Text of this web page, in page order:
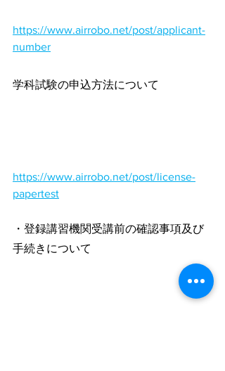
https://www.airrobo.net/post/applicant-
number
学科試験の申込方法について
https://www.airrobo.net/post/license-
papertest
・登録講習機関受講前の確認事項及び
手続きについて